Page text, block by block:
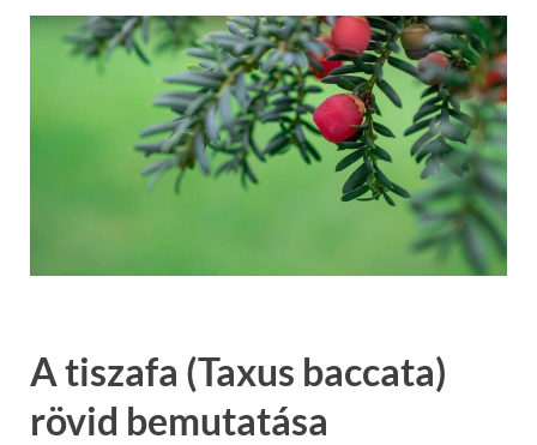
A tiszafa (Taxus baccata)
rövid bemutatása